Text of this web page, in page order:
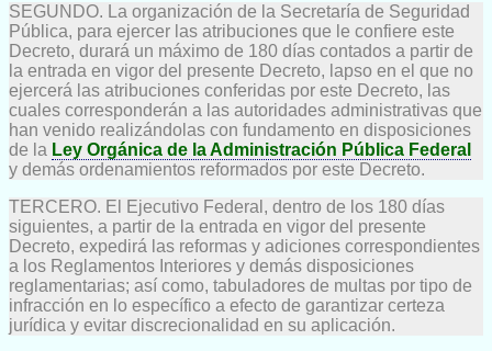
SEGUNDO. La organización de la Secretaría de Seguridad
Pública, para ejercer las atribuciones que le confiere este
Decreto, durará un máximo de 180 días contados a partir de
la entrada en vigor del presente Decreto, lapso en el que no
ejercerá las atribuciones conferidas por este Decreto, las
cuales corresponderán a las autoridades administrativas que
han venido realizándolas con fundamento en disposiciones
de la Ley Orgánica de la Administración Pública Federal
y demás ordenamientos reformados por este Decreto.
TERCERO. El Ejecutivo Federal, dentro de los 180 días
siguientes, a partir de la entrada en vigor del presente
Decreto, expedirá las reformas y adiciones correspondientes
a los Reglamentos Interiores y demás disposiciones
reglamentarias; así como, tabuladores de multas por tipo de
infracción en lo específico a efecto de garantizar certeza
jurídica y evitar discrecionalidad en su aplicación.